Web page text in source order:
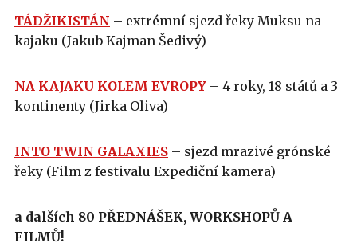
TÁDŽIKISTÁN – extrémní sjezd řeky Muksu na
kajaku (Jakub Kajman Šedivý)
NA KAJAKU KOLEM EVROPY – 4 roky, 18 států a 3
kontinenty (Jirka Oliva)
INTO TWIN GALAXIES – sjezd mrazivé grónské
řeky (Film z festivalu Expediční kamera)
a dalších 80 PŘEDNÁŠEK, WORKSHOPŮ A
FILMŮ!